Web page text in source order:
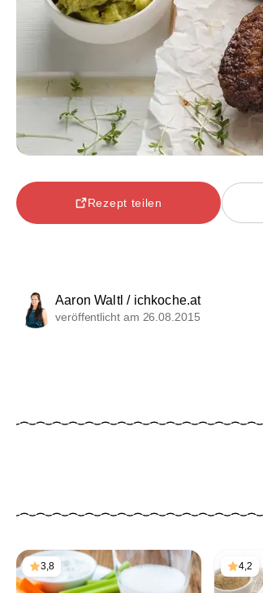
Rezept teilen
Aaron Waltl / ichkoche.at
veröffentlicht am 26.08.2015
3,8 4,2